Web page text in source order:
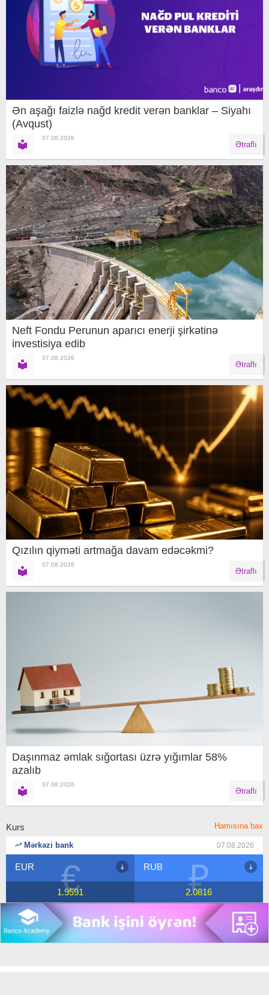
Ən aşağı faizlə nağd kredit verən banklar – Siyahı
(Avqust)
07.08.2026
Ətraflı
Neft Fondu Perunun aparıcı enerji şirkətinə
investisiya edib
07.08.2026
Ətraflı
Qızılın qiyməti artmağa davam edəcəkmi?
07.08.2026
Ətraflı
Daşınmaz əmlak sığortası üzrə yığımlar 58%
azalıb
07.08.2026
Ətraflı
Kurs Hamısına bax
Mərkəzi bank 07.08.2026
€
EUR
1.9591 ₽
RUB
2.0816